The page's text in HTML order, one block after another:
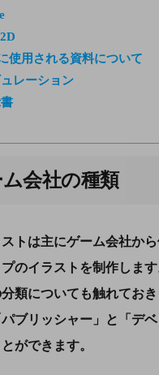
使用される資料について
レーション
会社の種類
トは主にゲーム会社か
のイラストを制作しま
類についても触れてお
ブリッシャー」と「デ
ができます。